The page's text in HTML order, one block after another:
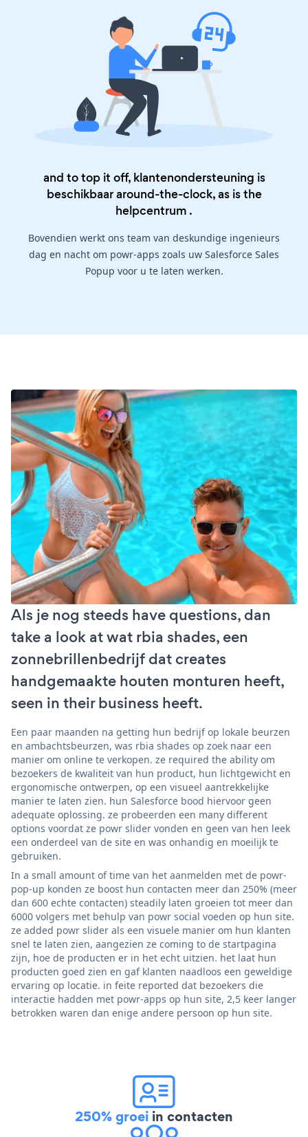
and to top it off, klantenondersteuning is
beschikbaar around-the-clock, as is the
helpcentrum .
Bovendien werkt ons team van deskundige ingenieurs
dag en nacht om powr-apps zoals uw Salesforce Sales
Popup voor u te laten werken.
Als je nog steeds have questions, dan
take a look at wat rbia shades, een
zonnebrillenbedrijf dat creates
handgemaakte houten monturen heeft,
seen in their business heeft.
Een paar maanden na getting hun bedrijf op lokale beurzen
en ambachtsbeurzen, was rbia shades op zoek naar een
manier om online te verkopen. ze required the ability om
bezoekers de kwaliteit van hun product, hun lichtgewicht en
ergonomische ontwerpen, op een visueel aantrekkelijke
manier te laten zien. hun Salesforce bood hiervoor geen
adequate oplossing. ze probeerden een many different
options voordat ze powr slider vonden en geen van hen leek
een onderdeel van de site en was onhandig en moeilijk te
gebruiken.
In a small amount of time van het aanmelden met de powr-
pop-up konden ze boost hun contacten meer dan 250% (meer
dan 600 echte contacten) steadily laten groeien tot meer dan
6000 volgers met behulp van powr social voeden op hun site.
ze added powr slider als een visuele manier om hun klanten
snel te laten zien, aangezien ze coming to de startpagina
zijn, hoe de producten er in het echt uitzien. het laat hun
producten goed zien en gaf klanten naadloos een geweldige
ervaring op locatie. in feite reported dat bezoekers die
interactie hadden met powr-apps op hun site, 2,5 keer langer
betrokken waren dan enige andere persoon op hun site.
250% groei in contacten